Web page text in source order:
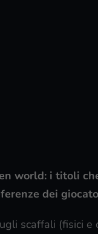
world: i titoli
dei
scaffali (fisici